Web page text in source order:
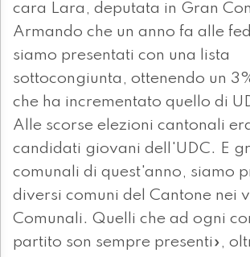
cara Lara, deputata in Gran
Armando che un anno fa alle
siamo presentati con una lista
sottocongiunta, ottenendo un
che ha incrementato quello di
Alle scorse elezioni cantonali
candidati giovani dell'UDC. E
comunali di quest'anno, siamo
diversi comuni del Cantone nei
Comunali. Quelli che ad ogni
partito son sempre presenti»,